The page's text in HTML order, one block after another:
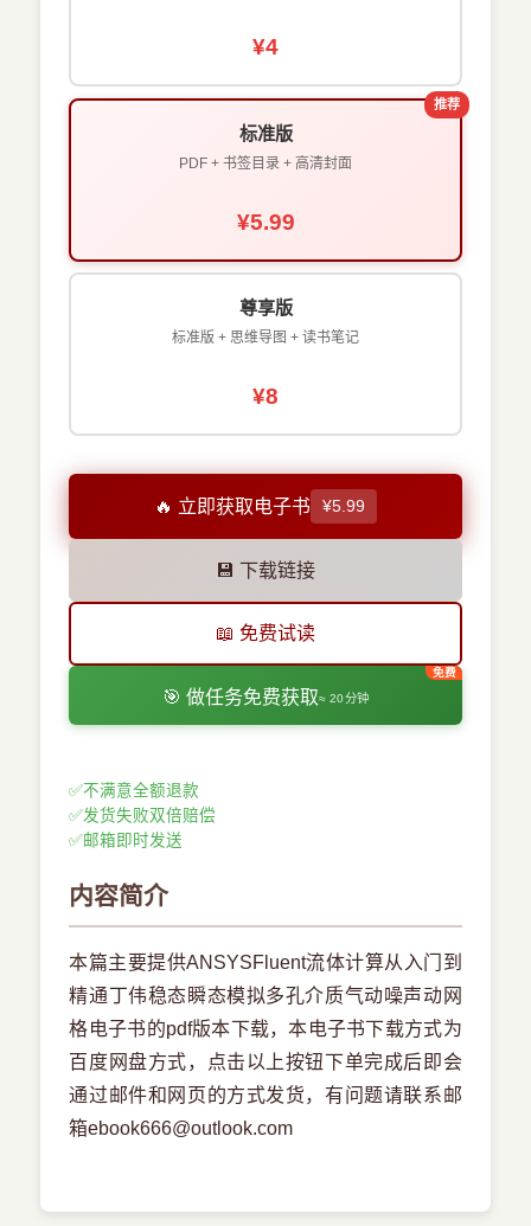
¥4
推荐
标准版
PDF + 书签目录 + 高清封面
¥5.99
尊享版
标准版 + 思维导图 + 读书笔记
¥8
🔥 立即获取电子书 ¥5.99
💾 下载链接
📖 免费试读
🎯 做任务免费获取≈ 20分钟
✅不满意全额退款
✅发货失败双倍赔偿
✅邮箱即时发送
内容简介
本篇主要提供ANSYSFluent流体计算从入门到
精通丁伟稳态瞬态模拟多孔介质气动噪声动网
格电子书的pdf版本下载，本电子书下载方式为
百度网盘方式，点击以上按钮下单完成后即会
通过邮件和网页的方式发货，有问题请联系邮
箱ebook666@outlook.com